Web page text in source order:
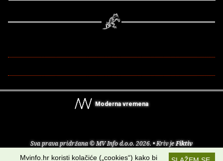
Moderna vremena
Sva prava pridržana © MV Info d.o.o. 2026. • Kriv jeFiktiv
Mvinfo.hr koristi kolačiće („cookies“) kako bi